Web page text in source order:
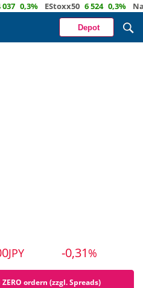
0,3% EStoxx50 6 524 0,3%
Depot
JPY -0,31 %
ZERO ordern (zzgl. Spreads)